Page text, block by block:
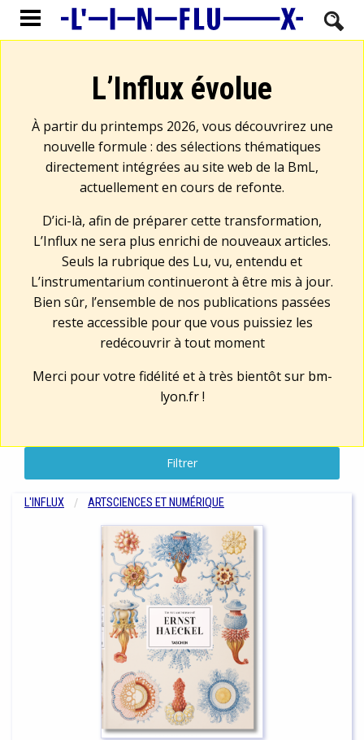
L’Influx évolue
À partir du printemps 2026, vous découvrirez une
nouvelle formule : des sélections thématiques
directement intégrées au site web de la BmL,
actuellement en cours de refonte.
D’ici-là, afin de préparer cette transformation,
L’Influx ne sera plus enrichi de nouveaux articles.
Seuls la rubrique des Lu, vu, entendu et
L’instrumentarium continueront à être mis à jour.
Bien sûr, l’ensemble de nos publications passées
reste accessible pour que vous puissiez les
redécouvrir à tout moment
Merci pour votre fidélité et à très bientôt sur bm-
lyon.fr!
Filtrer
L'INFLUX ARTSCIENCES ET NUMÉRIQUE